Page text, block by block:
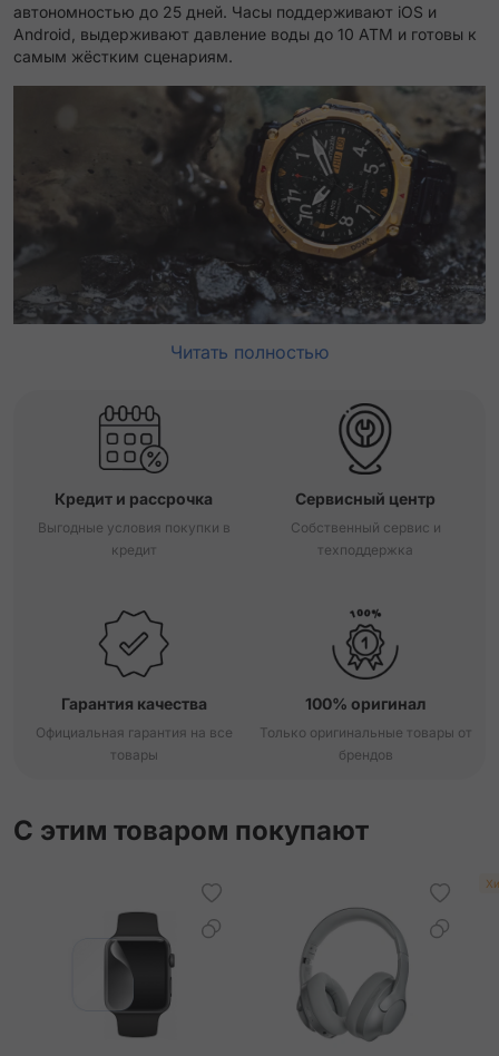
автономностью до 25 дней. Часы поддерживают iOS и
Android, выдерживают давление воды до 10 ATM и готовы к
самым жёстким сценариям.
Читать полностью
Кредит и рассрочка
Выгодные условия покупки в
кредит
Сервисный центр
Собственный сервис и
техподдержка
Гарантия качества
Официальная гарантия на все
товары
100% оригинал
Только оригинальные товары от
брендов
С этим товаром покупают